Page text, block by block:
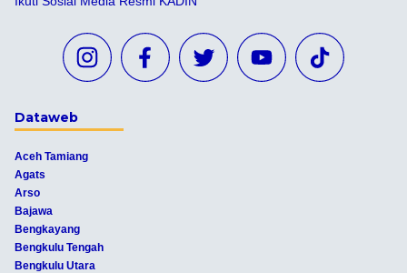
Dataweb
Aceh Tamiang
Agats
Arso
Bajawa
Bengkayang
Bengkulu Tengah
Bengkulu Utara